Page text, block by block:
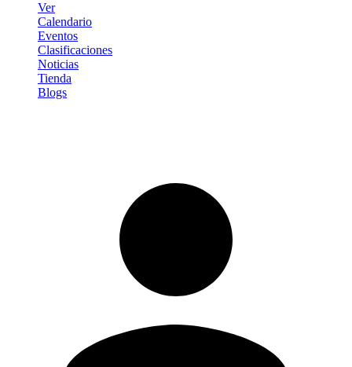
Ver
Calendario
Eventos
Clasificaciones
Noticias
Tienda
Blogs